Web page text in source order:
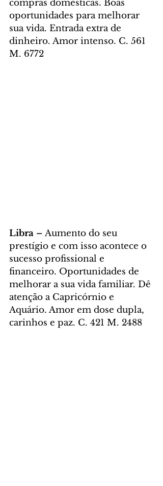
compras domésticas. Boas
oportunidades para melhorar
sua vida. Entrada extra de
dinheiro. Amor intenso. C. 561
M. 6772
Libra – Aumento do seu
prestígio e com isso acontece o
sucesso profissional e
financeiro. Oportunidades de
melhorar a sua vida familiar. Dê
atenção a Capricórnio e
Aquário. Amor em dose dupla,
carinhos e paz. C. 421 M. 2488